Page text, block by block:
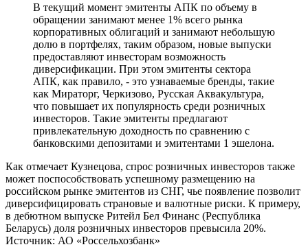
В текущий момент эмитенты АПК по объему в
обращении занимают менее 1% всего рынка
корпоративных облигаций и занимают небольшую
долю в портфелях, таким образом, новые выпуски
предоставляют инвесторам возможность
диверсификации. При этом эмитенты сектора
АПК, как правило, - это узнаваемые бренды, такие
как Мираторг, Черкизово, Русская Аквакультура,
что повышает их популярность среди розничных
инвесторов. Такие эмитенты предлагают
привлекательную доходность по сравнению с
банковскими депозитами и эмитентами 1 эшелона.
Как отмечает Кузнецова, спрос розничных инвесторов также
может поспособствовать успешному размещению на
российском рынке эмитентов из СНГ, чье появление позволит
диверсифицировать страновые и валютные риски. К примеру,
в дебютном выпуске Ритейл Бел Финанс (Республика
Беларусь) доля розничных инвесторов превысила 20%.
Источник: АО «Россельхозбанк»